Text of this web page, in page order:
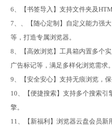
6、【书签导入】支持文件夹及
7、、【随心定制】自定义能力强
等，打造专属浏览器。
8、【高效浏览】工具箱内置多个
广告标记等，满足多样化浏览需求。
9、【安全安心】支持无痕浏览，保
10、【便捷搜索】支持多个搜索引
擎。
11、【新福利】浏览器云盘会员新